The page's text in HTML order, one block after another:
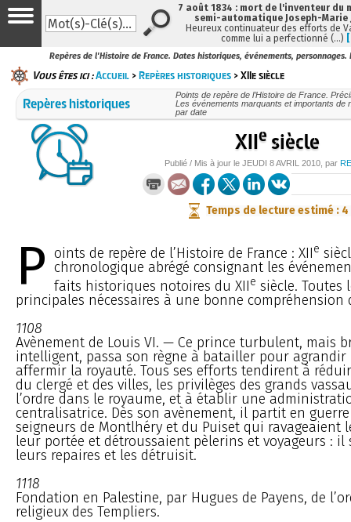
Repères de l'Histoire de France. Dates historiques, événements, personnages.
Vous êtes ici :Accueil >Repères historiques > XIIe siècle
Repères historiques
Points de repère de l’Histoire de France.
Les événements marquants et importants de
par date
XIIesiècle
Publié / Mis à jour le JEUDI 8 AVRIL 2010 , par
Temps de lecture estimé : 4
P oints de repère de l’Histoire de France : XIIe
chronologique abrégé consignant les
faits historiques notoires du XIIe siècle. Toutes
principales nécessaires à une bonne compréhension
1108
Avènement de Louis VI. — Ce prince turbulent, mais
intelligent, passa son règne à batailler pour agrandir
affermir la royauté. Tous ses efforts tendirent à
du clergé et des villes, les privilèges des grands
l’ordre dans le royaume, et à établir une
centralisatrice. Dès son avènement, il partit en
seigneurs de Montlhéry et du Puiset qui ravageaient
leur portée et détroussaient pèlerins et voyageurs : il
leurs repaires et les détruisit.
1118
Fondation en Palestine, par Hugues de Payens, de
religieux des Templiers.
7 août 1834 : mort de l'inventeur du
semi-automatique Joseph-Marie
Heureux continuateur des efforts de
comme lui a perfectionné (…)